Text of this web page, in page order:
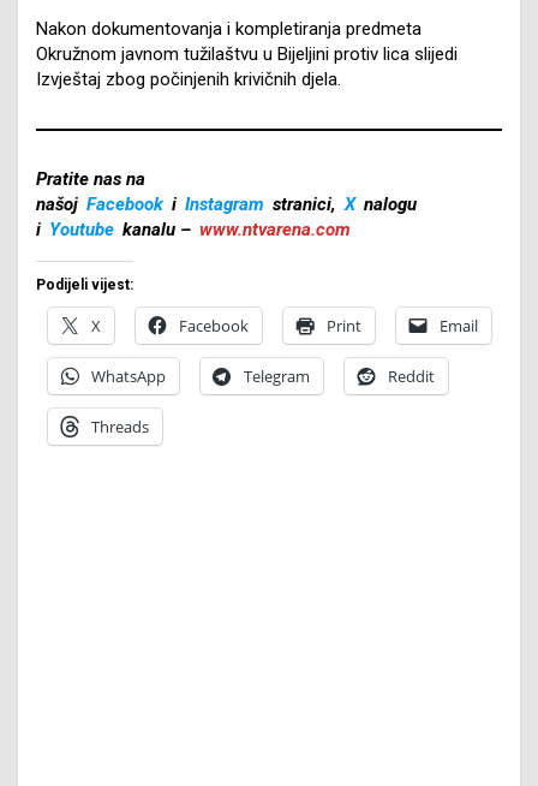
Nakon dokumentovanja i kompletiranja predmeta
Okružnom javnom tužilaštvu u Bijeljini protiv lica slijedi
Izvještaj zbog počinjenih krivičnih djela.
Pratite nas na
našoj Facebook i Instagram stranici, X nalogu
i Youtube kanalu – www.ntvarena.com
Podijeli vijest:
X Facebook Print Email
WhatsApp Telegram Reddit
Threads